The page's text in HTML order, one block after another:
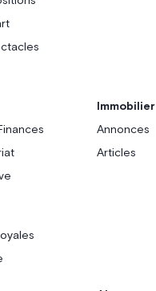
Immobilier
Annonces
Articles